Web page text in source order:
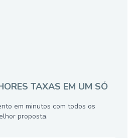
TAXAS EM UM SÓ
em minutos com todos os
proposta.